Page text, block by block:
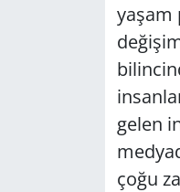
yaşam
gelen
çoğu